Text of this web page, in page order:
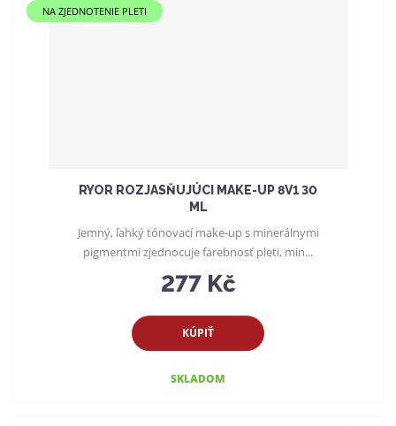
NA ZJEDNOTENIE PLETI
RYOR ROZJASŇUJÚCI MAKE-UP 8V1 30
ML
277 Kč
KÚPIŤ
SKLADOM
Jemný, ľahký tónovací make-up s minerálnymi
pigmentmi zjednocuje farebnosť pleti, min...